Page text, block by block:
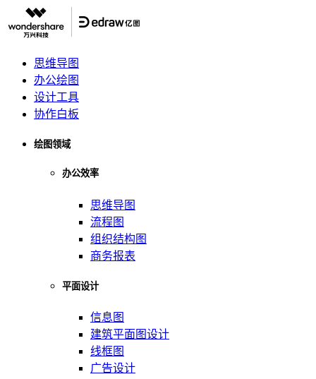
思维导图
办公绘图
设计工具
协作白板
绘图领域
办公效率
思维导图
流程图
组织结构图
商务报表
平面设计
信息图
建筑平面图设计
线框图
广告设计